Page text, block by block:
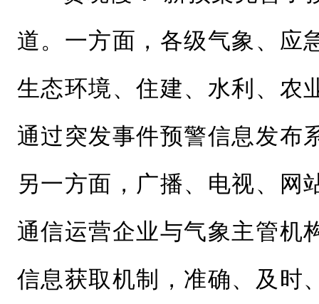
道。一方面，各级气象、应
生态环境、住建、水利、农
通过突发事件预警信息发布
另一方面，广播、电视、网
通信运营企业与气象主管机
信息获取机制，准确、及时